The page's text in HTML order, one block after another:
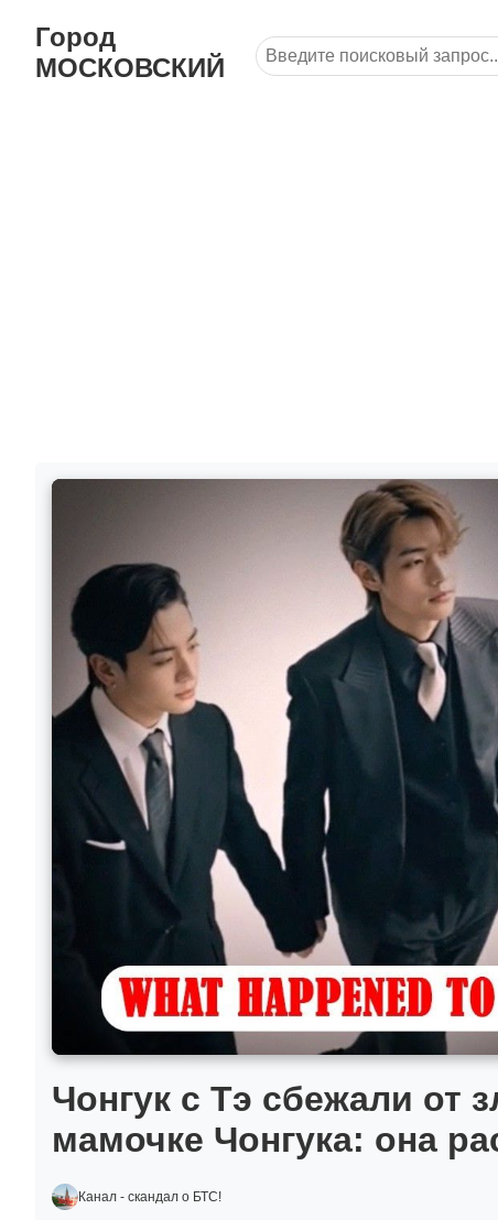
Город
МОСКОВСКИЙ
Чонгук с Тэ сбежали
мамочке Чонгука: она
Канал - скандал о БТС!